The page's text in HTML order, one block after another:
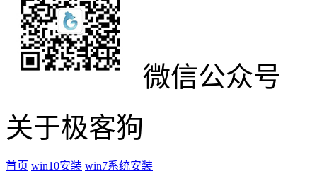
微信公众号
关于极客狗
首页 win10安装 win7系统安装